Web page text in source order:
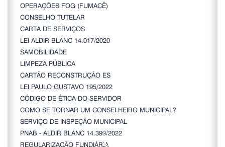
OPERAÇÕES FOG (FUMACÊ)
CONSELHO TUTELAR
CARTA DE SERVIÇOS
LEI ALDIR BLANC 14.017/2020
SAMOBILIDADE
LIMPEZA PÚBLICA
CARTÃO RECONSTRUÇÃO ES
LEI PAULO GUSTAVO 195/2022
CÓDIGO DE ÉTICA DO SERVIDOR
COMO SE TORNAR UM CONSELHEIRO MUNICIPAL?
SERVIÇO DE INSPEÇÃO MUNICIPAL
PNAB - ALDIR BLANC 14.399/2022
REGULARIZAÇÃO FUNDIÁRIA